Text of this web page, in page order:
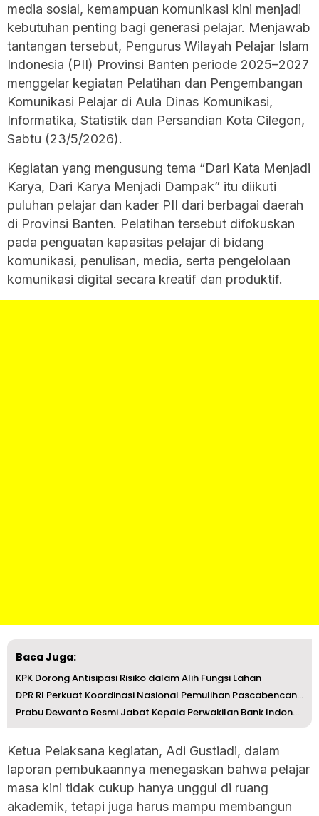
media sosial, kemampuan komunikasi kini menjadi
kebutuhan penting bagi generasi pelajar. Menjawab
tantangan tersebut, Pengurus Wilayah Pelajar Islam
Indonesia (PII) Provinsi Banten periode 2025–2027
menggelar kegiatan Pelatihan dan Pengembangan
Komunikasi Pelajar di Aula Dinas Komunikasi,
Informatika, Statistik dan Persandian Kota Cilegon,
Sabtu (23/5/2026).
Kegiatan yang mengusung tema “Dari Kata Menjadi
Karya, Dari Karya Menjadi Dampak” itu diikuti
puluhan pelajar dan kader PII dari berbagai daerah
di Provinsi Banten. Pelatihan tersebut difokuskan
pada penguatan kapasitas pelajar di bidang
komunikasi, penulisan, media, serta pengelolaan
komunikasi digital secara kreatif dan produktif.
Baca Juga:
KPK Dorong Antisipasi Risiko dalam Alih Fungsi Lahan
DPR RI Perkuat Koordinasi Nasional Pemulihan Pascabencana...
Prabu Dewanto Resmi Jabat Kepala Perwakilan Bank Indonesi...
Ketua Pelaksana kegiatan, Adi Gustiadi, dalam
laporan pembukaannya menegaskan bahwa pelajar
masa kini tidak cukup hanya unggul di ruang
akademik, tetapi juga harus mampu membangun